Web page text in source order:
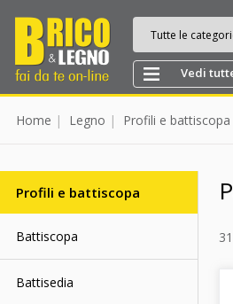
Tutte le
Vedi
Home Legno Profili e battiscopa
Profili e battiscopa
Battiscopa
Battisedia